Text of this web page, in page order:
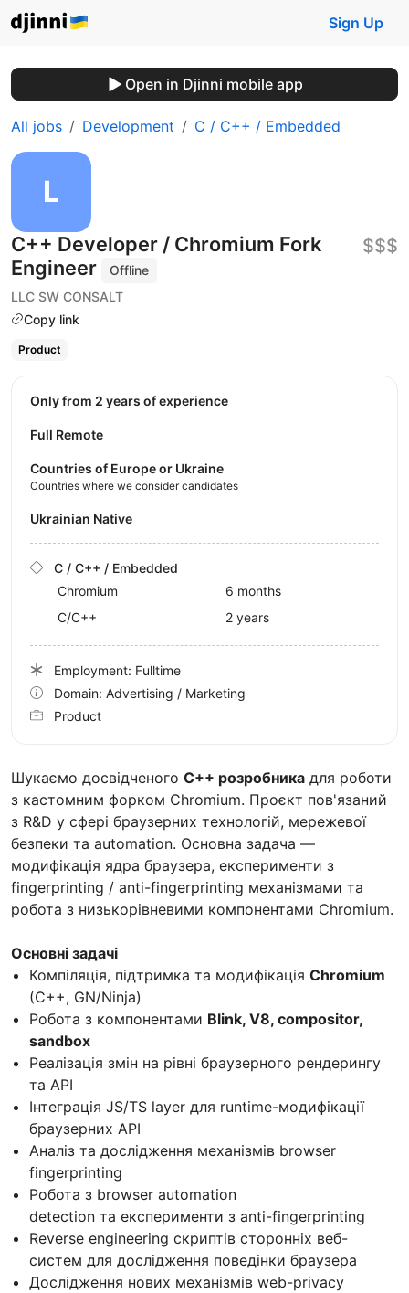
Sign Up
Open in Djinni mobile app
All jobs Development C / C++ / Embedded
C++ Developer / Chromium Fork
Engineer
Offline
LLC SW CONSALT
Copy link
$$$
Product
Шукаємо досвідченого C++ розробника для роботи
з кастомним форком Chromium. Проєкт пов'язаний
з R&D у сфері браузерних технологій, мережевої
безпеки та automation. Основна задача —
модифікація ядра браузера, експерименти з
fingerprinting / anti-fingerprinting механізмами та
робота з низькорівневими компонентами Chromium.
Основні задачі
Компіляція, підтримка та модифікація Chromium
(C++, GN/Ninja)
Робота з компонентами Blink, V8, compositor,
sandbox
Реалізація змін на рівні браузерного рендерингу
та API
Інтеграція JS/TS layer для runtime-модифікації
браузерних API
Аналіз та дослідження механізмів browser
fingerprinting
Робота з browser automation
detection та експерименти з anti-fingerprinting
Reverse engineering скриптів сторонніх веб-
систем для дослідження поведінки браузера
Дослідження нових механізмів web-privacy
Only from 2 years of experience
Full Remote
Countries of Europe or Ukraine
Countries where we consider candidates
Ukrainian Native
C / C++ / Embedded
Chromium
6 months
C/C++
2 years
Employment: Fulltime
Domain: Advertising / Marketing
Product